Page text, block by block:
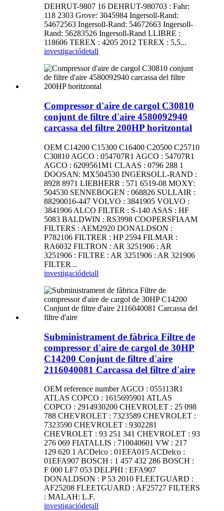
DEHRUT-9807 16 DEHRUT-980703 : Fahr:
118 2303 Grove: 3045984 Ingersoll-Rand:
54672563 Ingersoll-Rand: 54672663 Ingersoll-
Rand: 56283526 Ingersoll-Rand LLIBRE :
118606 TEREX : 4205 2012 TEREX : 5,5...
investigaciódetall
Compressor d'aire de cargol C30810
conjunt de filtre d'aire 4580092940
carcassa del filtre 200HP horitzontal
OEM C14200 C15300 C16400 C20500 C25710
C30810 AGCO : 054707R1 AGCO : 54707R1
AGCO : 6209561M1 CLAAS : 0796 288 1
DOOSAN: MX504530 INGERSOLL-RAND :
8928 8971 LIEBHERR : 571 6519-08 MOXY:
504530 SENNEBOGEN : 068826 SULLAIR :
88290016-447 VOLVO : 3841905 VOLVO :
3841906 ALCO FILTER : S-140 ASAS : HF
5083 BALDWIN : RS3998 COOPERSFIAAM
FILTERS : AEM2920 DONALDSON :
P782106 FILTRER : HP 2594 FILMAR :
RA6032 FILTRON : AR 3251906 : AR
3251906 : FILTRE : AR 3251906 : AR 321906
FILTER ..
investigaciódetall
Subministrament de fàbrica Filtre de
compressor d'aire de cargol de 30HP
C14200 Conjunt de filtre d'aire
2116040081 Carcassa del filtre d'aire
OEM reference number AGCO : 055113R1
ATLAS COPCO : 1615695901 ATLAS
COPCO : 2914930200 CHEVROLET : 25 098
788 CHEVROLET : 7323589 CHEVROLET :
7323590 CHEVROLET : 9302281
CHEVROLET : 93 251 341 CHEVROLET : 93
276 069 FIATALLIS : 710040601 VW : 217
129 620 1 ACDelco : 01EFA015 ACDelco :
01EFA907 BOSCH : 1 457 432 286 BOSCH :
F 000 LF7 053 DELPHI : EFA907
DONALDSON : P 53 2010 FLEETGUARD :
AF25208 FLEETGUARD : AF25727 FILTERS
: MALAH: L.F.
investigaciódetall